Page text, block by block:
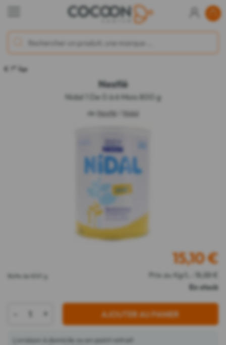
Âge
Nestlé
Nidal 1 De 0 à 6 Mois 800 g
de Nestlé Nidal
Boîte de 800 g
15,10€
Prix au Kg/L : 18,88 €
En stock
+ AJOUTER AU PANIER
Livraison à domicile ou en point retrait